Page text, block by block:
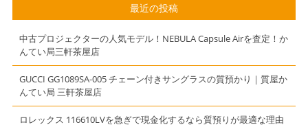
最近の投稿
中古プロジェクターの人気モデル！NEBULA Capsule Airを査定！か
んてい局三軒茶屋店
GUCCI GG1089SA-005 チェーン付きサングラスの質預かり｜質屋か
んてい局 三軒茶屋店
ロレックス 116610LVを急ぎで現金化するなら質預りが最適な理由